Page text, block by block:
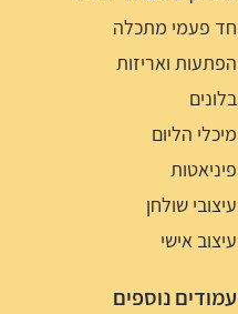
חד פעמי מתכלה
הפתעות ואריזות
בלונים
מיכלי הליום
פיניאטות
עיצובי שולחן
עיצוב אישי
עמודים נוספים